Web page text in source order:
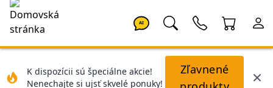
AI
K dispozícii sú špeciálne akcie!
Nenechajte si ujsť skvelé ponuky!
Zľavnené